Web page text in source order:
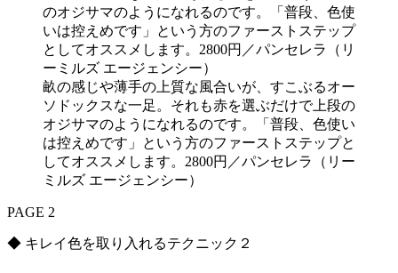
畝の感じや薄手の上質な風合いが、すこぶるオー
ソドックスな一足。それも赤を選ぶだけで上段の
オジサマのようになれるのです。「普段、色使い
は控えめです」という方のファーストステップと
してオススメします。2800円／パンセレラ（リー
ミルズ エージェンシー）
PAGE 2
◆ キレイ色を取り入れるテクニック２